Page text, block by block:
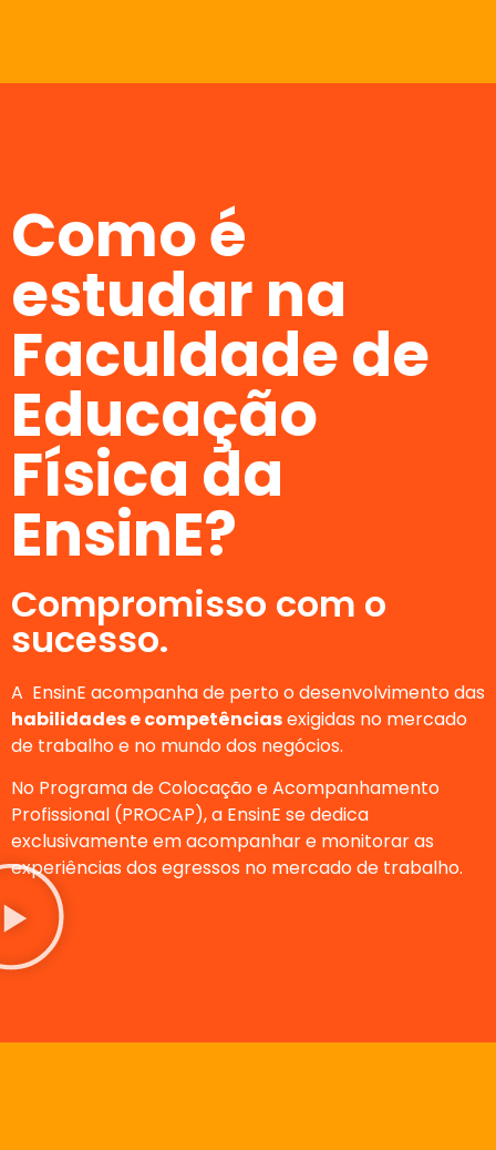
Como é
estudar na
Faculdade de
Educação
Física da
EnsinE?
Compromisso com o
sucesso.
A EnsinE acompanha de perto o desenvolvimento das
habilidades e competênciasexigidas no mercado
de trabalho e no mundo dos negócios.
No Programa de Colocação e Acompanhamento
Profissional (PROCAP), a EnsinE se dedica
exclusivamente em acompanhar e monitorar as
experiências dos egressos no mercado de trabalho.